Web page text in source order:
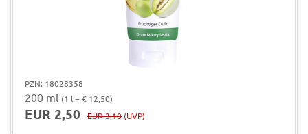
PZN: 18028358
200 ml (1 l = € 12,50)
EUR 2,50 EUR 3,10 (UVP)